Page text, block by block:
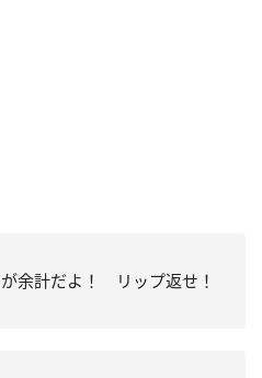
が余計だよ！ リップ返せ！